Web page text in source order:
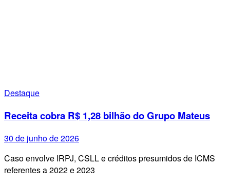
Destaque
Receita cobra R$ 1,28 bilhão do Grupo Mateus
30 de junho de 2026
Caso envolve IRPJ, CSLL e créditos presumidos de ICMS
referentes a 2022 e 2023